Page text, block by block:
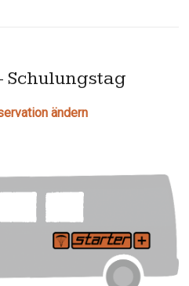
Schulungstag
ändern